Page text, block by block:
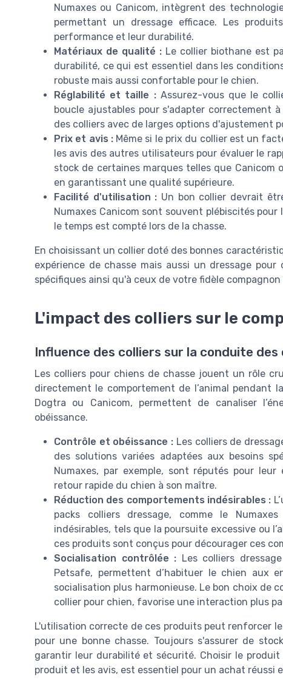
Numaxes ou Canicom, intègrent des
permettant un dressage efficace. Les
performance et leur durabilité.
Matériaux de qualité :Le collier biothane est
durabilité, ce qui est essentiel dans les
robuste mais aussi confortable pour le chien.
Réglabilité et taille :Assurez-vous que le
boucle ajustables pour s'adapter correctement
des colliers avec de larges options d'ajustement
Prix et avis :Même si le prix du collier est un
les avis des autres utilisateurs pour évaluer le
stock de certaines marques telles que
en garantissant une qualité supérieure.
Facilité d'utilisation : Un bon collier devrait
Numaxes Canicom sont souvent plébiscités
le temps est compté lors de la chasse.
En choisissant un collier doté des bonnes
expérience de chasse mais aussi un dressage
spécifiques ainsi qu'à ceux de votre fidèle
L'impact des colliers sur le
Influence des colliers sur la conduite des
Les colliers pour chiens de chasse jouent un rôle
directement le comportement de l’animal pendant
Dogtra ou Canicom, permettent de canaliser
obéissance.
Contrôle et obéissance : Les colliers de
des solutions variées adaptées aux besoins
Numaxes, par exemple, sont réputés pour
retour rapide du chien à son maître.
Réduction des comportements indésirables :
packs colliers dressage, comme le
indésirables, tels que la poursuite excessive ou
ces produits sont conçus pour décourager ces
Socialisation contrôlée : Les colliers
Petsafe, permettent d’habituer le chien aux
socialisation plus harmonieuse. Le bon choix de
collier pour chien, favorise une interaction plus
L'utilisation correcte de ces produits peut renforcer
pour une bonne chasse. Toujours s'assurer de
garantir leur durabilité et sécurité. Choisir le
produit et les avis, est essentiel pour un achat réussi